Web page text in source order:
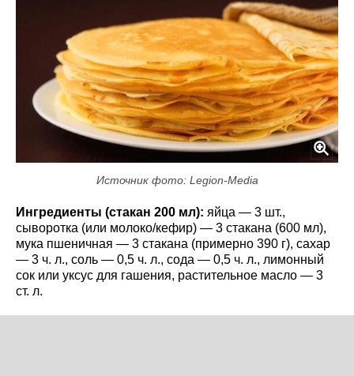
Источник фото: Legion-Media
Ингредиенты (стакан 200 мл): яйца — 3 шт.,
сыворотка (или молоко/кефир) — 3 стакана (600 мл),
мука пшеничная — 3 стакана (примерно 390 г), сахар
— 3 ч. л., соль — 0,5 ч. л., сода — 0,5 ч. л., лимонный
сок или уксус для гашения, растительное масло — 3
ст. л.